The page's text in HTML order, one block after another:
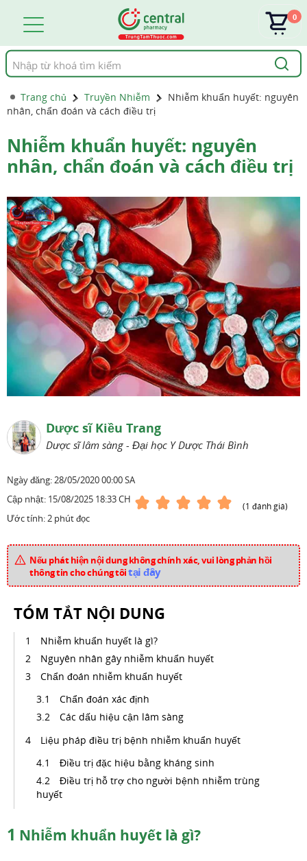
Tìm
kiếm
0
Trang chủ Truyền Nhiễm
Nhiễm khuẩn huyết: nguyên
nhân, chẩn đoán và cách điều trị
Nhiễm khuẩn huyết: nguyên
nhân, chẩn đoán và cách điều trị
Dược sĩ Kiều Trang
Dược sĩ lâm sàng - Đại học Y Dược Thái Bình
Ngày đăng:28/05/2020 00:00 SA
Cập nhật: 15/08/2025 18:33 CH
Ước tính: 2 phút đọc
(1 đánh giá)
Nếu phát hiện nội dung không chính xác, vui lòng phản hồi
thông tin cho chúng tôitại đây
TÓM TẮT NỘI DUNG
Nhiễm khuẩn huyết là gì?
Nguyên nhân gây nhiễm khuẩn huyết
Chẩn đoán nhiễm khuẩn huyết
Chẩn đoán xác định
Các dấu hiệu cận lâm sàng
Liệu pháp điều trị bệnh nhiễm khuẩn huyết
Điều trị đặc hiệu bằng kháng sinh
Điều trị hỗ trợ cho người bệnh nhiễm trùng
huyết
1 Nhiễm khuẩn huyết là gì?